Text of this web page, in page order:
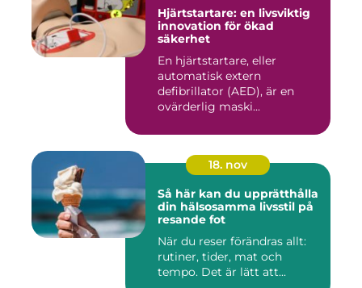
Hjärtstartare: en livsviktig
innovation för ökad
säkerhet
En hjärtstartare, eller
automatisk extern
defibrillator (AED), är en
ovärderlig maski...
18. nov
Så här kan du upprätthålla
din hälsosamma livsstil på
resande fot
När du reser förändras allt:
rutiner, tider, mat och
tempo. Det är lätt att...